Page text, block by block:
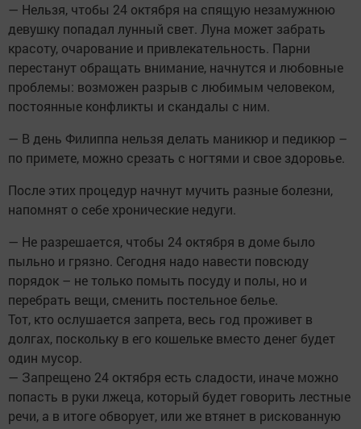
— Нельзя, чтобы 24 октября на спящую незамужнюю
девушку попадал лунный свет. Луна может забрать
красоту, очарование и привлекательность. Парни
перестанут обращать внимание, начнутся и любовные
проблемы: возможен разрыв с любимым человеком,
постоянные конфликты и скандалы с ним.
— В день Филиппа нельзя делать маникюр и педикюр –
по примете, можно срезать с ногтями и свое здоровье.
После этих процедур начнут мучить разные болезни,
напомнят о себе хронические недуги.
— Не разрешается, чтобы 24 октября в доме было
пыльно и грязно. Сегодня надо навести повсюду
порядок – не только помыть посуду и полы, но и
перебрать вещи, сменить постельное белье.
Тот, кто ослушается запрета, весь год проживет в
долгах, поскольку в его кошельке вместо денег будет
один мусор.
— Запрещено 24 октября есть сладости, иначе можно
попасть в руки лжеца, который будет говорить лестные
речи, а в итоге обворует, или же втянет в рискованную